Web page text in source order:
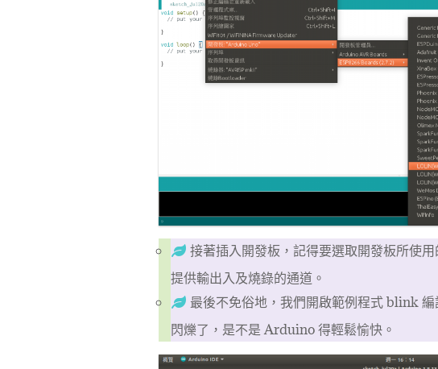
接著插入開發板，記得要選取開發板所使
提供輸出入及燒錄的通道。
最後不免俗地，我們開啟範例程式 blink
閃爍了，是不是 Arduino 得輕鬆愉快。